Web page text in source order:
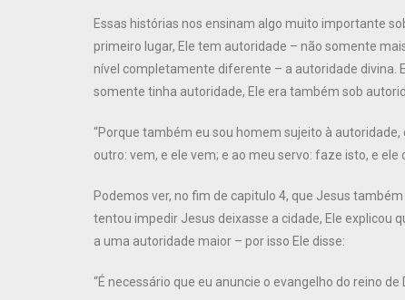
Essas histórias nos ensinam algo muito importante
primeiro lugar, Ele tem autoridade – não somente
nível completamente diferente – a autoridade divina.
somente tinha autoridade, Ele era também sob
“Porque também eu sou homem sujeito à autoridade,
outro: vem, e ele vem; e ao meu servo: faze isto, e ele
Podemos ver, no fim de capitulo 4, que Jesus
tentou impedir Jesus deixasse a cidade, Ele explicou
a uma autoridade maior – por isso Ele disse:
“É necessário que eu anuncie o evangelho do reino